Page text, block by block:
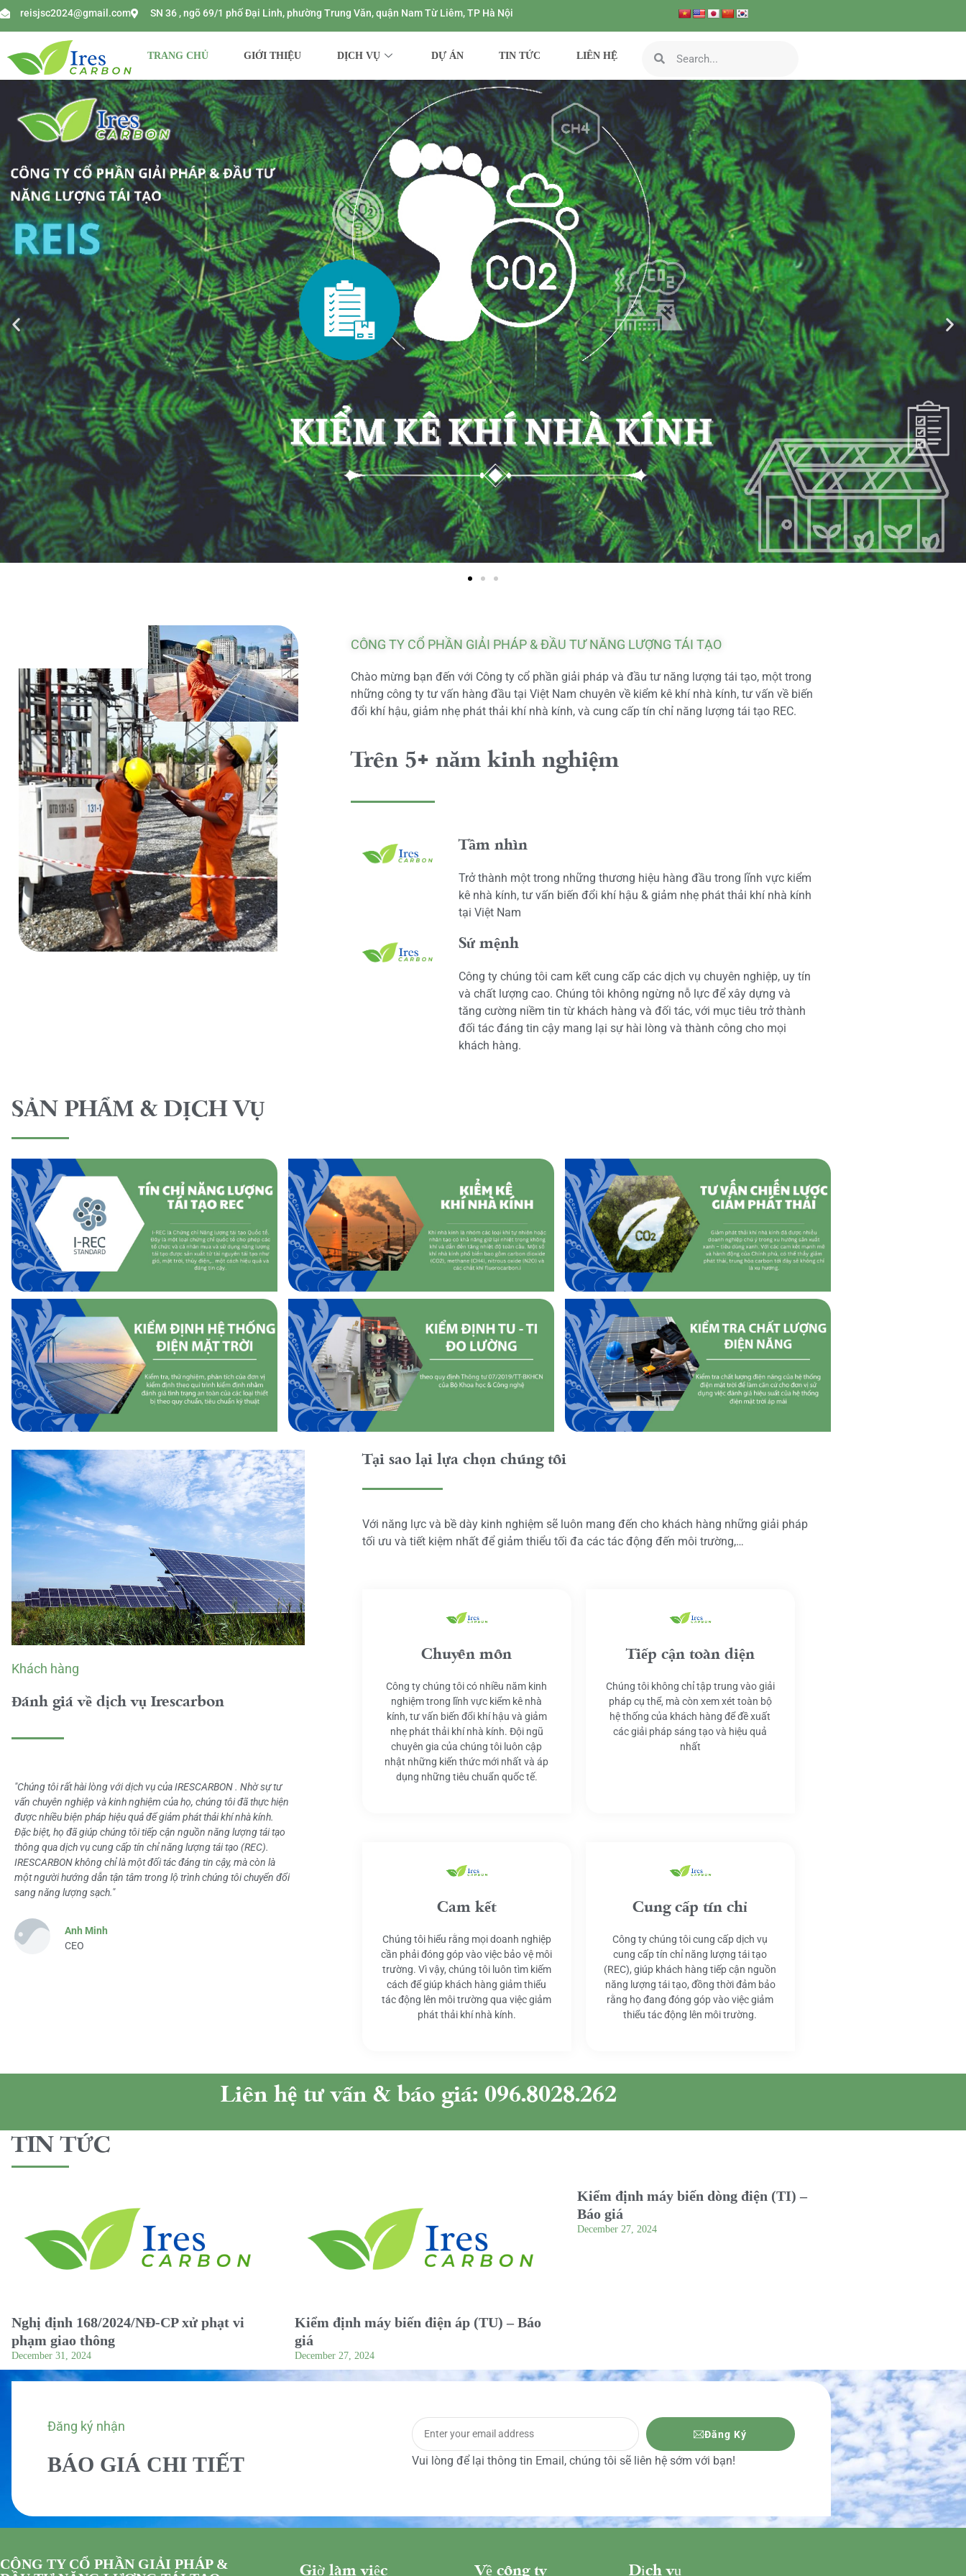
reisjsc2024@gmail.com SN 36 , ngõ 69/1 phố Đại Linh, phường Trung Văn, quận Nam Từ Liêm, TP Hà Nội
TRANG CHỦ GIỚI THIỆU DỊCH VỤ DỰ ÁN TIN TỨC LIÊN HỆ
CÔNG TY CỔ PHẦN GIẢI PHÁP & ĐẦU TƯ NĂNG LƯỢNG TÁI TẠO
Chào mừng bạn đến với Công ty cổ phần giải pháp và đầu tư năng lượng tái tạo, một trong
những công ty tư vấn hàng đầu tại Việt Nam chuyên về kiểm kê khí nhà kính, tư vấn về biến
đổi khí hậu, giảm nhẹ phát thải khí nhà kính, và cung cấp tín chỉ năng lượng tái tạo REC.
Trên 5+ năm kinh nghiệm
Tầm nhìn
Trở thành một trong những thương hiệu hàng đầu trong lĩnh vực kiểm
kê nhà kính, tư vấn biến đổi khí hậu & giảm nhẹ phát thải khí nhà kính
tại Việt Nam
Sứ mệnh
Công ty chúng tôi cam kết cung cấp các dịch vụ chuyên nghiệp, uy tín
và chất lượng cao. Chúng tôi không ngừng nỗ lực để xây dựng và
tăng cường niềm tin từ khách hàng và đối tác, với mục tiêu trở thành
đối tác đáng tin cậy mang lại sự hài lòng và thành công cho mọi
khách hàng.
SẢN PHẨM & DỊCH VỤ
Khách hàng
Đánh giá về dịch vụ Irescarbon
"Chúng tôi rất hài lòng với dịch vụ của IRESCARBON . Nhờ sự tư
vấn chuyên nghiệp và kinh nghiệm của họ, chúng tôi đã thực hiện
được nhiều biện pháp hiệu quả để giảm phát thải khí nhà kính.
Đặc biệt, họ đã giúp chúng tôi tiếp cận nguồn năng lượng tái tạo
thông qua dịch vụ cung cấp tín chỉ năng lượng tái tạo (REC).
IRESCARBON không chỉ là một đối tác đáng tin cậy, mà còn là
một người hướng dẫn tận tâm trong lộ trình chúng tôi chuyển đổi
sang năng lượng sạch."
Anh Minh
CEO
Tại sao lại lựa chọn chúng tôi
Với năng lực và bề dày kinh nghiệm sẽ luôn mang đến cho khách hàng những giải pháp
tối ưu và tiết kiệm nhất để giảm thiểu tối đa các tác động đến môi trường,…
Chuyên môn
Công ty chúng tôi có nhiều năm kinh
nghiệm trong lĩnh vực kiểm kê nhà
kính, tư vấn biến đổi khí hậu và giảm
nhẹ phát thải khí nhà kính. Đội ngũ
chuyên gia của chúng tôi luôn cập
nhật những kiến thức mới nhất và áp
dụng những tiêu chuẩn quốc tế.
Tiếp cận toàn diện
Chúng tôi không chỉ tập trung vào giải
pháp cụ thể, mà còn xem xét toàn bộ
hệ thống của khách hàng để đề xuất
các giải pháp sáng tạo và hiệu quả
nhất
Cam kết
Chúng tôi hiểu rằng mọi doanh nghiệp
cần phải đóng góp vào việc bảo vệ môi
trường. Vì vậy, chúng tôi luôn tìm kiếm
cách để giúp khách hàng giảm thiểu
tác động lên môi trường qua việc giảm
phát thải khí nhà kính.
Cung cấp tín chỉ
Công ty chúng tôi cung cấp dịch vụ
cung cấp tín chỉ năng lượng tái tạo
(REC), giúp khách hàng tiếp cận nguồn
năng lượng tái tạo, đồng thời đảm bảo
rằng họ đang đóng góp vào việc giảm
thiểu tác động lên môi trường.
Liên hệ tư vấn & báo giá: 096.8028.262
TIN TỨC
Nghị định 168/2024/NĐ-CP xử phạt vi
phạm giao thông
December 31, 2024
Kiểm định máy biến điện áp (TU) – Báo
giá
December 27, 2024
Kiểm định máy biến dòng điện (TI) –
Báo giá
December 27, 2024
Đăng ký nhận
BÁO GIÁ CHI TIẾT
Đăng Ký
Vui lòng để lại thông tin Email, chúng tôi sẽ liên hệ sớm với bạn!
CÔNG TY CỔ PHẦN GIẢI PHÁP &
Giờ làm việc Về công ty Dịch vụ